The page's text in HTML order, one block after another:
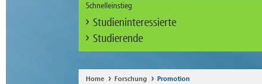
Schnelleinstieg
Studieninteressierte
Studierende
Home Forschung Promotion